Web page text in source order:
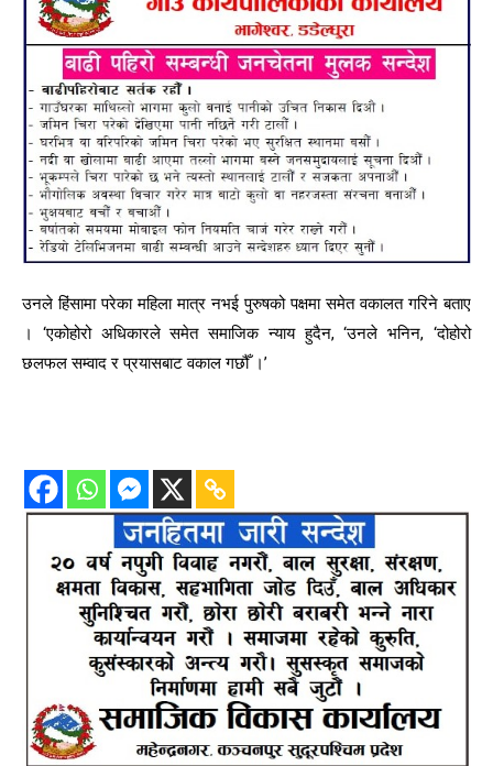
उनले हिंसामा परेका महिला मात्र नभई पुरुषको पक्षमा समेत वकालत गरिने बताए
। ‘एकोहोरो अधिकारले समेत समाजिक न्याय हुदैन, ‘उनले भनिन, ‘दोहोरो
छलफल सम्वाद र प्रयासबाट वकाल गछौँ ।’